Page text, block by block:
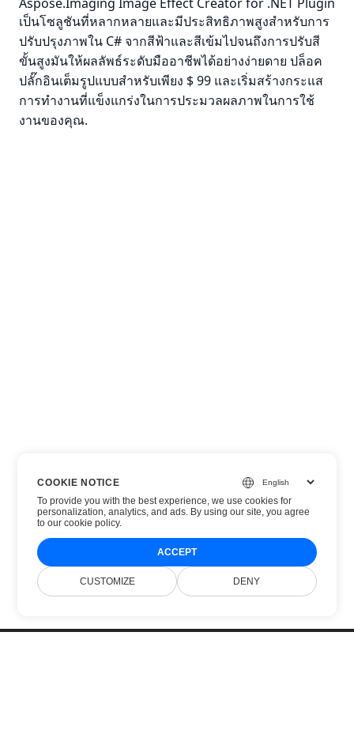
เป็นโซลูชันที่หลากหลายและมีประสิทธิภาพสูงสําหรับการ
ปรับปรุงภาพใน C# จากสีฟ้าและสีเข้มไปจนถึงการปรับสี
ขั้นสูงมันให้ผลลัพธ์ระดับมืออาชีพได้อย่างง่ายดาย ปล็อค
ปลั๊กอินเต็มรูปแบบสําหรับเพียง $ 99 และเริ่มสร้างกระแส
การทํางานที่แข็งแกร่งในการประมวลผลภาพในการใช้
งานของคุณ.
COOKIE NOTICE
To provide you with the best experience, we use cookies for
personalization, analytics, and ads. By using our site, you agree
toour cookie policy.
ACCEPT
CUSTOMIZE DENY